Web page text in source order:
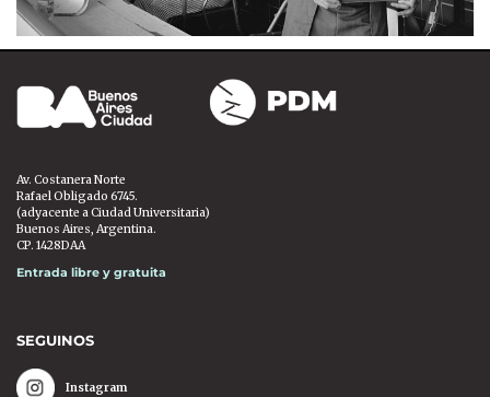
Av. Costanera Norte
Rafael Obligado 6745.
(adyacente a Ciudad Universitaria)
Buenos Aires, Argentina.
CP. 1428DAA
Entrada libre y gratuita
SEGUINOS
Instagram